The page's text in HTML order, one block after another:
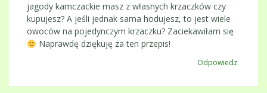
jagody kamczackie masz z własnych krzaczków czy
kupujesz? A jeśli jednak sama hodujesz, to jest wiele
owoców na pojedynczym krzaczku? Zaciekawiłam się
Naprawdę dziękuję za ten przepis!
Odpowiedz